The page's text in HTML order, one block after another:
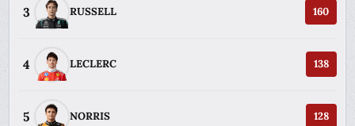
3 RUSSELL 160
4 LECLERC 138
5 NORRIS 128